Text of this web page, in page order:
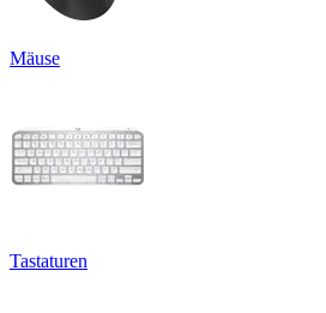
Mäuse
Tastaturen